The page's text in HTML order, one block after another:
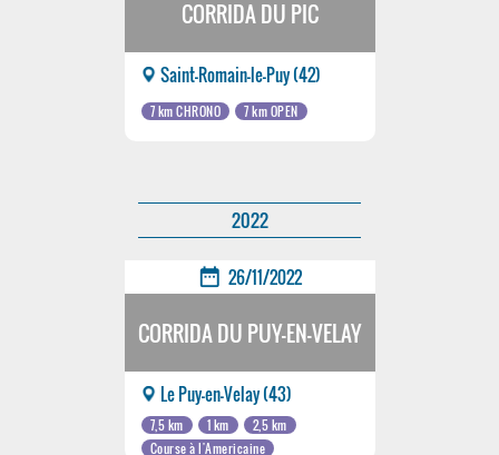
CORRIDA DU PIC
Saint-Romain-le-Puy (42)
7 km CHRONO 7 km OPEN
2022
date_range 26/11/2022
CORRIDA DU PUY-EN-VELAY
Le Puy-en-Velay (43)
7,5 km 1 km
2,5 km
Course à l'Americaine